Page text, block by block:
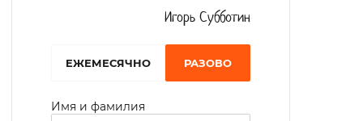
Игорь Субботин
EЖЕМЕСЯЧНО РАЗОВО
Имя и фамилия